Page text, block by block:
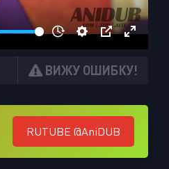
ВИЖУ ОШИБКУ!
RUTUBE @AniDUB